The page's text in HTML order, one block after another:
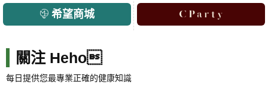
希望商城
關注 Heho
每日提供您最專業正確的健康知識